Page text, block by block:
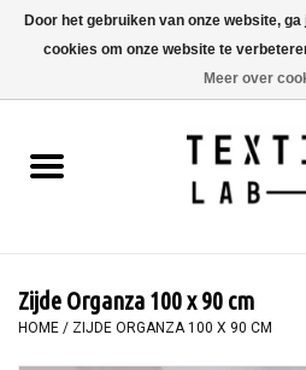
BOEKEN
SCHILDEREN
Zijde Organza 100 x 90 cm
HOME / ZIJDE ORGANZA 100 X 90 CM
Door het gebruiken van onze website,
cookies om onze website te
Meer over